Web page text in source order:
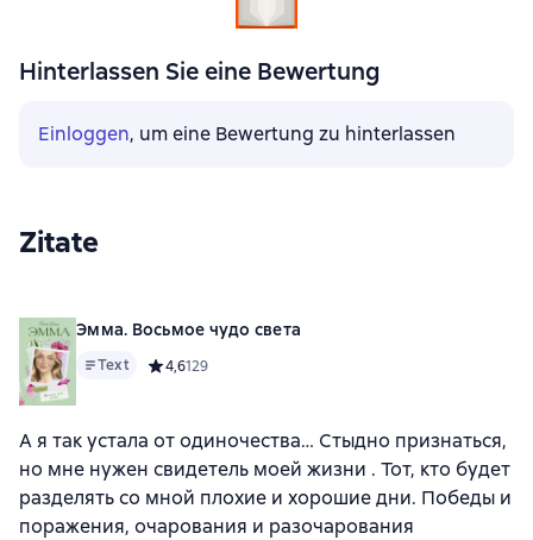
Hinterlassen Sie eine Bewertung
Einloggen, um eine Bewertung zu hinterlassen
Zitate
Эмма. Восьмое чудо света
Text Средний рейтинг 4,6 на основе 129 оценок
4,6129
А я так устала от одиночества… Стыдно признаться,
но мне нужен свидетель моей жизни . Тот, кто будет
разделять со мной плохие и хорошие дни. Победы и
поражения, очарования и разочарования